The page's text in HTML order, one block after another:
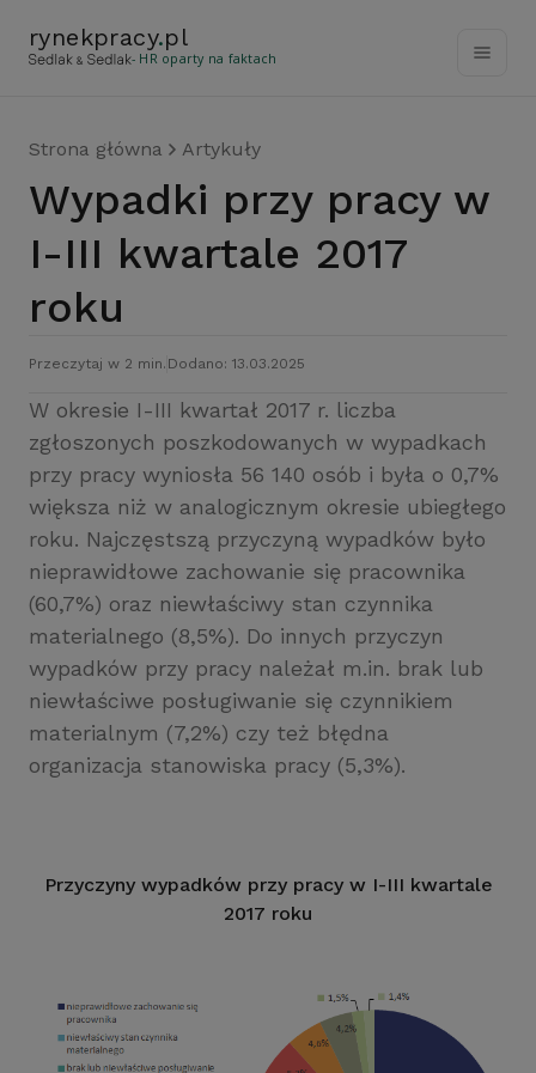
rynekpracy.pl
- HR oparty na faktach
Strona główna Artykuły
Wypadki przy pracy w
I-III kwartale 2017
roku
Przeczytaj w 2 min. Dodano: 13.03.2025
W okresie I-III kwartał 2017 r. liczba
zgłoszonych poszkodowanych w wypadkach
przy pracy wyniosła 56 140 osób i była o 0,7%
większa niż w analogicznym okresie ubiegłego
roku. Najczęstszą przyczyną wypadków było
nieprawidłowe zachowanie się pracownika
(60,7%) oraz niewłaściwy stan czynnika
materialnego (8,5%). Do innych przyczyn
wypadków przy pracy należał m.in. brak lub
niewłaściwe posługiwanie się czynnikiem
materialnym (7,2%) czy też błędna
organizacja stanowiska pracy (5,3%).
Przyczyny wypadków przy pracy w I-III kwartale
2017 roku